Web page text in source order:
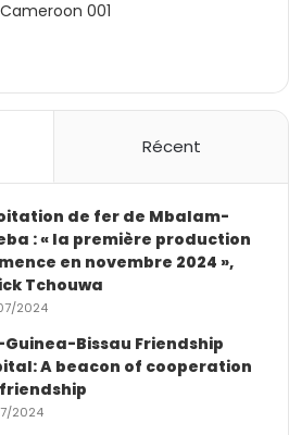
001
Récent
de fer de Mbalam-
: « la première production
en novembre 2024 »,
Tchouwa
2024
Guinea-Bissau Friendship
A beacon of cooperation
2024